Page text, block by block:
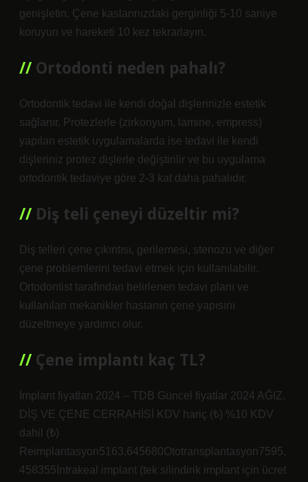
genişletin. Çene kaslarınızdaki gerginliği 5-10 saniye
koruyun ve hareketi 10 kez tekrarlayın.
Ortodonti neden pahalı?
Ortodontik tedavi ile kendi doğal dişlerinizle estetik
sağlanır. Protezlerle (zirkonyum, lamine, empress)
yapılan estetik uygulamalarda ise tedavi ile kendi
dişleriniz protez dişlerle değiştirilir ve bu uygulama
ortodontik tedaviye göre 2-3 kat daha pahalıdır.
Diş teli çeneyi düzeltir mi?
Diş telleri çene çıkıntısı, gerilemesi, stenozu ve diğer
çene problemlerini tedavi etmek için kullanılabilir.
Ortodontist tarafından belirlenen tedavi planı ve
kullanılan mekanikler hastanın çene yapısını
düzeltmeye yardımcı olur.
Çene implantı kaç TL?
İmplant fiyatları 2024 – TDB Güncel fiyatlar 2024 AĞIZ,
DİŞ VE ÇENE CERRAHİSİ KDV hariç (₺) %10 KDV
dahil (₺)
Reimplantasyon5163,645680Ototransplantasyon7595,
458355İntrakeal implant (tek silindirik implant için ücret